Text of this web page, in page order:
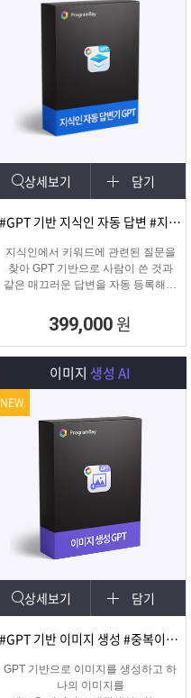
상세보기 담기
#GPT 기반 지식인 자동 답변 #지식인마케팅
지식인에서 키워드에 관련된 질문을
찾아 GPT 기반으로 사람이 쓴 것과
같은 매끄러운 답변을 자동 등록해주
399,000 원
이미지 생성 AI
상세보기 담기
#GPT 기반 이미지 생성 #중복이미지 #유사이미지
GPT 기반으로 이미지를 생성하고 하
나의 이미지를
NEW